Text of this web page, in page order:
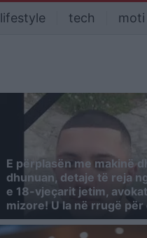
lifestyle tech moti
E përplasën me makinë
dhunuan, detaje të reja
e 18-vjeçarit jetim,
mizore! U la në rrugë për